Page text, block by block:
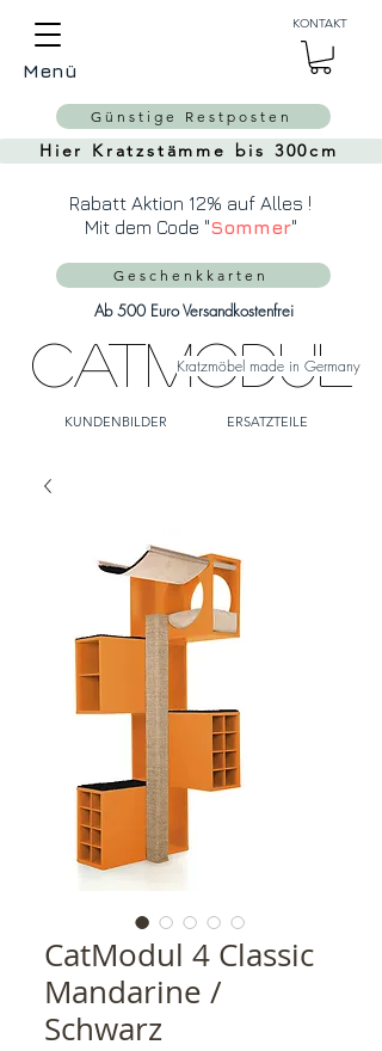
CatModul
Kratzmöbel made in Germany
Menü
KONTAKT
KUNDENBILDER ERSATZTEILE
Ab 500 Euro Versandkostenfrei
Hier Kratzstämme bis 300cm
Geschenkkarten
Günstige Restposten
Rabatt Aktion 12% auf Alles !
Mit dem Code "Sommer"
CatModul 4 Classic
Mandarine /
Schwarz